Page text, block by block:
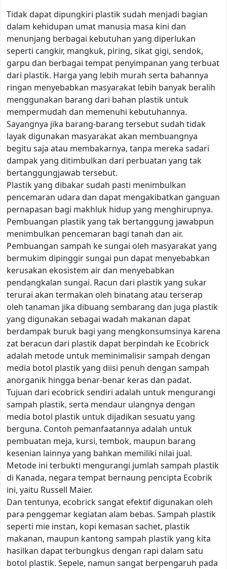
Tidak dapat dipungkiri plastik sudah menjadi bagian
dalam kehidupan umat manusia masa kini dan
menunjang berbagai kebutuhan yang diperlukan
seperti cangkir, mangkuk, piring, sikat gigi, sendok,
garpu dan berbagai tempat penyimpanan yang terbuat
dari plastik. Harga yang lebih murah serta bahannya
ringan menyebabkan masyarakat lebih banyak beralih
menggunakan barang dari bahan plastik untuk
mempermudah dan memenuhi kebutuhannya.
Sayangnya jika barang-barang tersebut sudah tidak
layak digunakan masyarakat akan membuangnya
begitu saja atau membakarnya, tanpa mereka sadari
dampak yang ditimbulkan dari perbuatan yang tak
bertanggungjawab tersebut.
Plastik yang dibakar sudah pasti menimbulkan
pencemaran udara dan dapat mengakibatkan ganguan
pernapasan bagi makhluk hidup yang menghirupnya.
Pembuangan plastik yang tak bertanggung jawabpun
menimbulkan pencemaran bagi tanah dan air.
Pembuangan sampah ke sungai oleh masyarakat yang
bermukim dipinggir sungai pun dapat menyebabkan
kerusakan ekosistem air dan menyebabkan
pendangkalan sungai. Racun dari plastik yang sukar
terurai akan termakan oleh binatang atau terserap
oleh tanaman jika dibuang sembarang dan juga plastik
yang digunakan sebagai wadah makanan dapat
berdampak buruk bagi yang mengkonsumsinya karena
zat beracun dari plastik dapat berpindah ke Ecobrick
adalah metode untuk meminimalisir sampah dengan
media botol plastik yang diisi penuh dengan sampah
anorganik hingga benar-benar keras dan padat.
Tujuan dari ecobrick sendiri adalah untuk mengurangi
sampah plastik, serta mendaur ulangnya dengan
media botol plastik untuk dijadikan sesuatu yang
berguna. Contoh pemanfaatannya adalah untuk
pembuatan meja, kursi, tembok, maupun barang
kesenian lainnya yang bahkan memiliki nilai jual.
Metode ini terbukti mengurangi jumlah sampah plastik
di Kanada, negara tempat bernaung pencipta Ecobrik
ini, yaitu Russell Maier.
Dan tentunya, ecobrick sangat efektif digunakan oleh
para penggemar kegiatan alam bebas. Sampah plastik
seperti mie instan, kopi kemasan sachet, plastik
makanan, maupun kantong sampah plastik yang kita
hasilkan dapat terbungkus dengan rapi dalam satu
botol plastik. Sepele, namun sangat berpengaruh pada